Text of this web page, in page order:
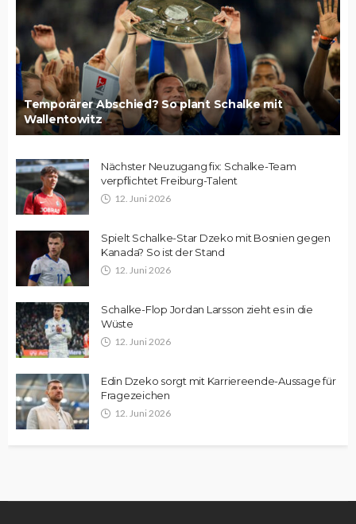
Temporärer Abschied? So plant Schalke mit
Wallentowitz
Nächster Neuzugang fix: Schalke-Team
verpflichtet Freiburg-Talent
12. Juni 2026
Spielt Schalke-Star Dzeko mit Bosnien gegen
Kanada? So ist der Stand
12. Juni 2026
Schalke-Flop Jordan Larsson zieht es in die
Wüste
12. Juni 2026
Edin Dzeko sorgt mit Karriereende-Aussage für
Fragezeichen
12. Juni 2026